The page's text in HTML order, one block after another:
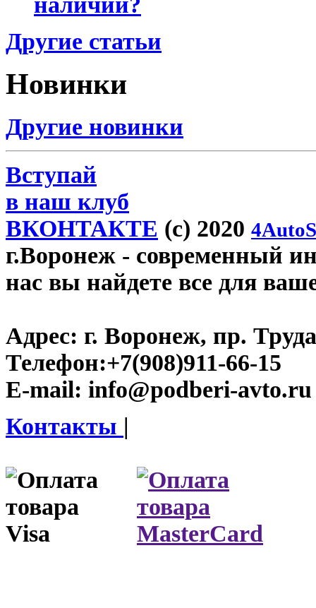
Другие статьи
Новинки
Другие новинки
Вступай
в наш клуб
ВКОНТАКТЕ (c) 2020
г.Воронеж - современный
нас вы найдете все для
Адрес: г. Воронеж, пр.
Телефон:+7(908)911-66-15
E-mail: info@podberi-avto.ru
Контакты |